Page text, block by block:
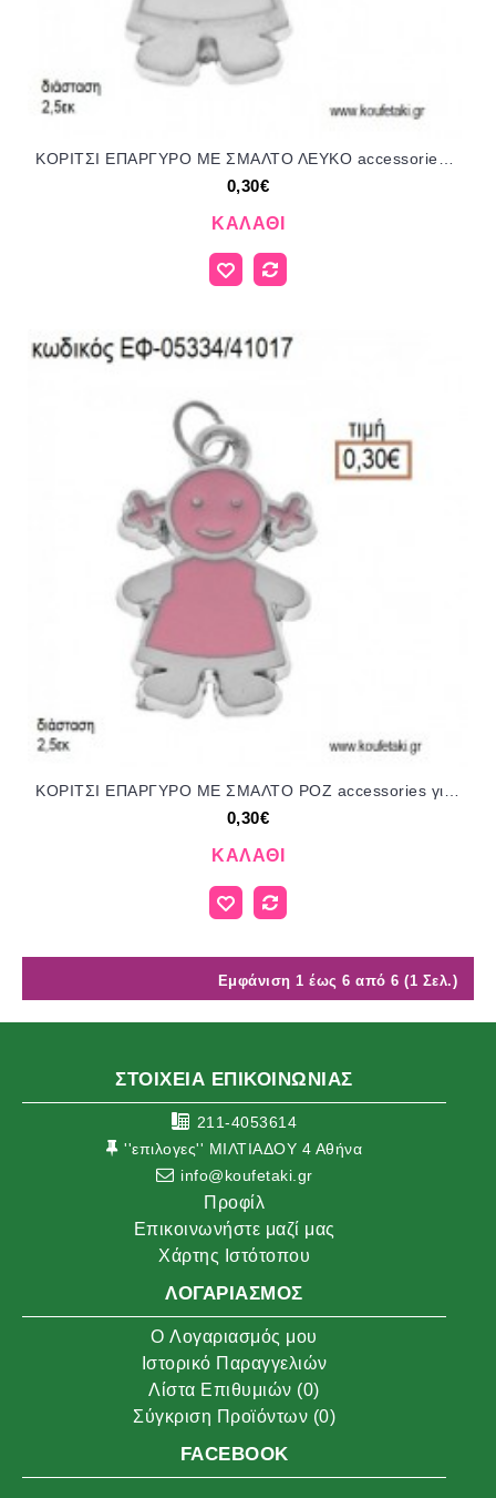
ΚΟΡΙΤΣΙ ΕΠΑΡΓΥΡΟ ΜΕ ΣΜΑΛΤΟ ΛΕΥΚΟ accessories για μπομπονιέρες - δώρα ΕΦ-05308/41017 0.30€!!!
0,30€
ΚΑΛΆΘΙ
ΚΟΡΙΤΣΙ ΕΠΑΡΓΥΡΟ ΜΕ ΣΜΑΛΤΟ ΡΟΖ accessories για μπομπονιέρες - δώρα ΕΦ-05334/41017 0.30€!!!
0,30€
ΚΑΛΆΘΙ
Εμφάνιση 1 έως 6 από 6 (1 Σελ.)
ΣΤΟΙΧΕΙΑ ΕΠΙΚΟΙΝΩΝΙΑΣ
211-4053614
''επιλογες'' ΜΙΛΤΙΑΔΟΥ 4 Αθήνα
info@koufetaki.gr
Προφίλ
Επικοινωνήστε μαζί μας
Χάρτης Ιστότοπου
ΛΟΓΑΡΙΑΣΜΌΣ
O Λογαριασμός μου
Ιστορικό Παραγγελιών
Λίστα Επιθυμιών (0)
Σύγκριση Προϊόντων (0)
FACEBOOK